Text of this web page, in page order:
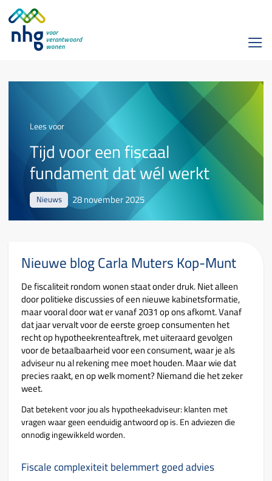
Lees voor
Tijd voor een fiscaal
fundament dat wél werkt
Nieuws 28 november 2025
Nieuwe blog Carla Muters Kop-Munt
De fiscaliteit rondom wonen staat onder druk. Niet alleen
door politieke discussies of een nieuwe kabinetsformatie,
maar vooral door wat er vanaf 2031 op ons afkomt. Vanaf
dat jaar vervalt voor de eerste groep consumenten het
recht op hypotheekrenteaftrek, met uiteraard gevolgen
voor de betaalbaarheid voor een consument, waar je als
adviseur nu al rekening mee moet houden. Maar wie dat
precies raakt, en op welk moment? Niemand die het zeker
weet.
Dat betekent voor jou als hypotheekadviseur: klanten met
vragen waar geen eenduidig antwoord op is. En adviezen die
onnodig ingewikkeld worden.
Fiscale complexiteit belemmert goed advies